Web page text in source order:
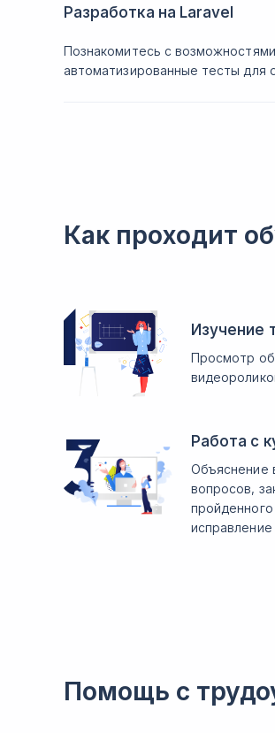
Разработка на Laravel
Познакомитесь с
автоматизированные тесты для
Как проходит
Изучение
Просмотр
Работа с
Объяснение
вопросов,
Помощь с